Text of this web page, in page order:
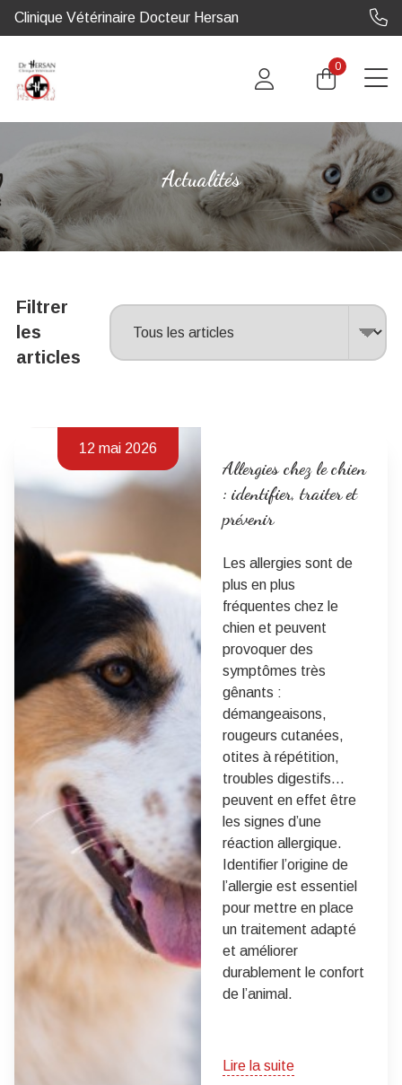
Clinique Vétérinaire Docteur Hersan
0
Actualités
Filtrer
les
articles
12 mai 2026
Allergies chez le chien
: identifier, traiter et
prévenir
Les allergies sont de
plus en plus
fréquentes chez le
chien et peuvent
provoquer des
symptômes très
gênants :
démangeaisons,
rougeurs cutanées,
otites à répétition,
troubles digestifs…
peuvent en effet être
les signes d’une
réaction allergique.
Identifier l’origine de
l’allergie est essentiel
pour mettre en place
un traitement adapté
et améliorer
durablement le confort
de l’animal.
Lire la suite